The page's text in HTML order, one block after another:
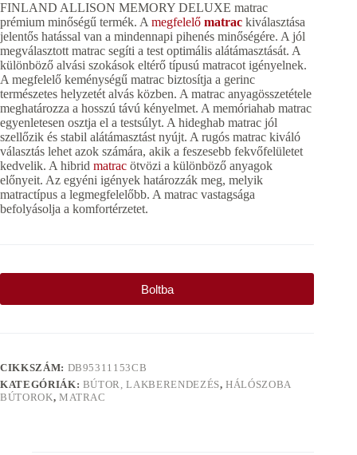
FINLAND ALLISON MEMORY DELUXE matrac
prémium minőségű termék. A megfelelő matrac kiválasztása
jelentős hatással van a mindennapi pihenés minőségére. A jól
megválasztott matrac segíti a test optimális alátámasztását. A
különböző alvási szokások eltérő típusú matracot igényelnek.
A megfelelő keménységű matrac biztosítja a gerinc
természetes helyzetét alvás közben. A matrac anyagösszetétele
meghatározza a hosszú távú kényelmet. A memóriahab matrac
egyenletesen osztja el a testsúlyt. A hideghab matrac jól
szellőzik és stabil alátámasztást nyújt. A rugós matrac kiváló
választás lehet azok számára, akik a feszesebb fekvőfelületet
kedvelik. A hibrid matrac ötvözi a különböző anyagok
előnyeit. Az egyéni igények határozzák meg, melyik
matractípus a legmegfelelőbb. A matrac vastagsága
befolyásolja a komfortérzetet.
Boltba
CIKKSZÁM: DB95311153CB
KATEGÓRIÁK: BÚTOR, LAKBERENDEZÉS,HÁLÓSZOBA
BÚTOROK, MATRAC